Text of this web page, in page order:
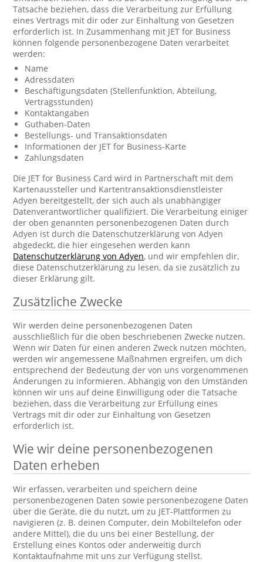
Tatsache beziehen, dass die Verarbeitung zur Erfüllung
eines Vertrags mit dir oder zur Einhaltung von Gesetzen
erforderlich ist. In Zusammenhang mit JET for Business
können folgende personenbezogene Daten verarbeitet
werden:
Name
Adressdaten
Beschäftigungsdaten (Stellenfunktion, Abteilung,
Vertragsstunden)
Kontaktangaben
Guthaben-Daten
Bestellungs- und Transaktionsdaten
Informationen der JET for Business-Karte
Zahlungsdaten
Die JET for Business Card wird in Partnerschaft mit dem
Kartenaussteller und Kartentransaktionsdienstleister
Adyen bereitgestellt, der sich auch als unabhängiger
Datenverantwortlicher qualifiziert. Die Verarbeitung einiger
der oben genannten personenbezogenen Daten durch
Adyen ist durch die Datenschutzerklärung von Adyen
abgedeckt, die hier eingesehen werden kann
Datenschutzerklärung von Adyen, und wir empfehlen dir,
diese Datenschutzerklärung zu lesen, da sie zusätzlich zu
dieser Erklärung gilt.
Zusätzliche Zwecke
Wir werden deine personenbezogenen Daten
ausschließlich für die oben beschriebenen Zwecke nutzen.
Wenn wir Daten für einen anderen Zweck nutzen möchten,
werden wir angemessene Maßnahmen ergreifen, um dich
entsprechend der Bedeutung der von uns vorgenommenen
Änderungen zu informieren. Abhängig von den Umständen
können wir uns auf deine Einwilligung oder die Tatsache
beziehen, dass die Verarbeitung zur Erfüllung eines
Vertrags mit dir oder zur Einhaltung von Gesetzen
erforderlich ist.
Wie wir deine personenbezogenen
Daten erheben
Wir erfassen, verarbeiten und speichern deine
personenbezogenen Daten sowie personenbezogene Daten
über die Geräte, die du nutzt, um zu JET-Plattformen zu
navigieren (z. B. deinen Computer, dein Mobiltelefon oder
andere Mittel), die du uns bei einer Bestellung, der
Erstellung eines Kontos oder anderweitig durch
Kontaktaufnahme mit uns zur Verfügung stellst.